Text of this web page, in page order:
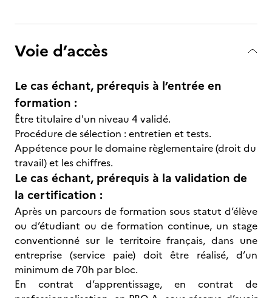
Voie d’accès
Le cas échant, prérequis à l’entrée en
formation :
Être titulaire d'un niveau 4 validé.
Procédure de sélection : entretien et tests.
Appétence pour le domaine règlementaire (droit du
travail) et les chiffres.
Le cas échant, prérequis à la validation de
la certification :
Après un parcours de formation sous statut d’élève
ou d’étudiant ou de formation continue, un stage
conventionné sur le territoire français, dans une
entreprise (service paie) doit être réalisé, d’un
minimum de 70h par bloc.
En contrat d’apprentissage, en contrat de